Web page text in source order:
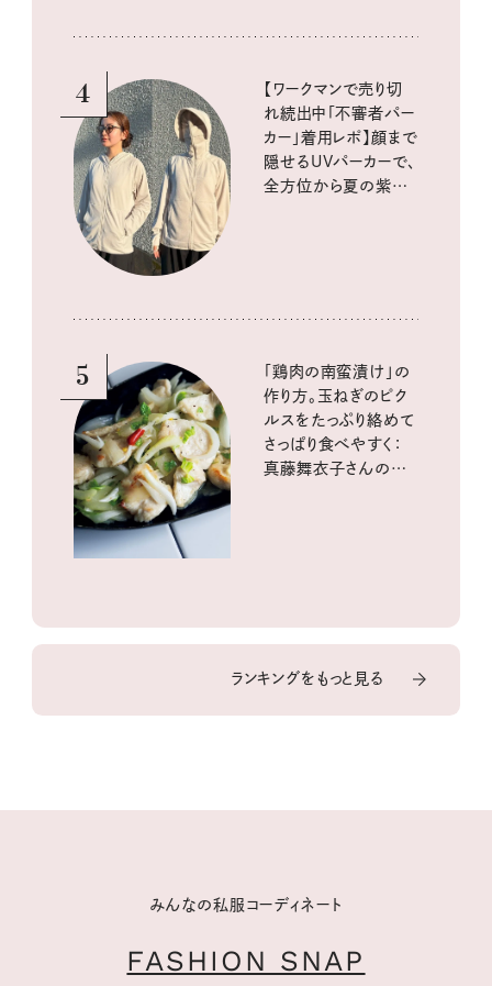
4
【ワークマンで売り切
れ続出中「不審者パー
カー」着用レポ】顔まで
隠せるUVパーカーで、
全方位から夏の紫外
5
「鶏肉の南蛮漬け」の
作り方。玉ねぎのピク
ルスをたっぷり絡めて
さっぱり食べやすく：
真藤舞衣子さんの発
ランキングをもっと見る
みんなの私服コーディネート
FASHION SNAP